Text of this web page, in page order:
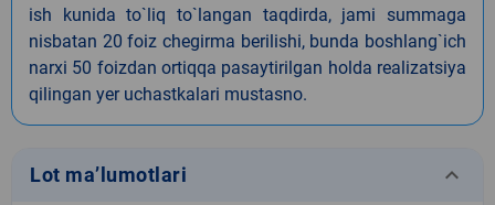
ish kunida to`liq to`langan taqdirda, jami summaga
nisbatan 20 foiz chegirma berilishi, bunda boshlang`ich
narxi 50 foizdan ortiqqa pasaytirilgan holda realizatsiya
qilingan yer uchastkalari mustasno.
Lot ma’lumotlari keyboard_arrow_down